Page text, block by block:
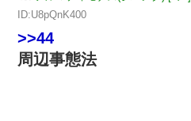
ID:U8pQnK400
>>44
周辺事態法